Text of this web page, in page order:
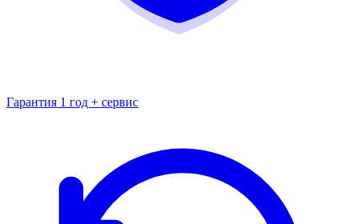
Гарантия 1 год + сервис